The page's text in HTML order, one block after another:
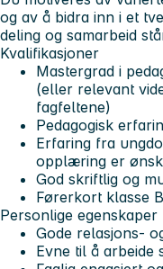
og av å bidra inn i et
deling og samarbeid
Kvalifikasjoner
Mastergrad i
(eller relevant
fagfeltene)
Pedagogisk
Erfaring fra
opplæring er
God skriftlig og
Førerkort klasse B
Personlige egenskaper
Gode relasjons-
Evne til å arbeide